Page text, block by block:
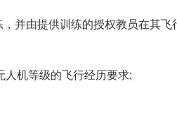
并由提供训练的授权教员在其飞
人机等级的飞行经历要求;